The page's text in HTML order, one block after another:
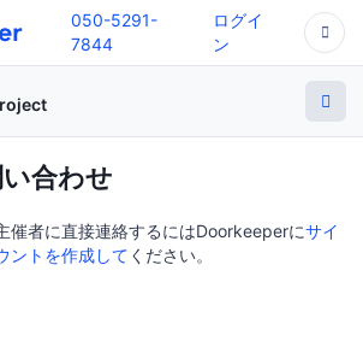
050-5291-
7844
ログイ
ン
合わせ
催者に直接連絡するにはDoorkeeperにサイ
ントを作成して ください。